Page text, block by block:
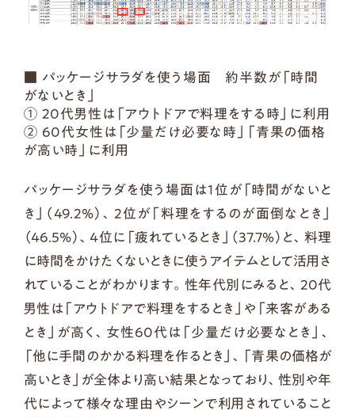
■ パッケージサラダを使う場面 約半数が「時間
がないとき」
① 20代男性は「アウトドアで料理をする時」に利用
② 60代女性は「少量だけ必要な時」「青果の価格
が高い時」に利用
パッケージサラダを使う場面は1位が「時間がないと
き」（49.2%）、2位が「料理をするのが面倒なとき」
（46.5%）、4位に「疲れているとき」（37.7％）と、料理
に時間をかけたくないときに使うアイテムとして活用さ
れていることがわかります。性年代別にみると、20代
男性は「アウトドアで料理をするとき」や「来客がある
とき」が高く、女性60代は「少量だけ必要なとき」、
「他に手間のかかる料理を作るとき」、「青果の価格が
高いとき」が全体より高い結果となっており、性別や年
代によって様々な理由やシーンで利用されていること